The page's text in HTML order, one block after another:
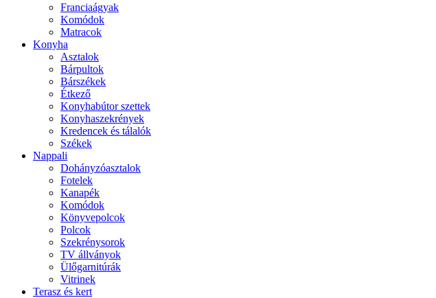
Franciaágyak
Komódok
Matracok
Konyha
Asztalok
Bárpultok
Bárszékek
Étkező
Konyhabútor szettek
Konyhaszekrények
Kredencek és tálalók
Székek
Nappali
Dohányzóasztalok
Fotelek
Kanapék
Komódok
Könyvepolcok
Polcok
Szekrénysorok
TV állványok
Ülőgarnitúrák
Vitrinek
Terasz és kert